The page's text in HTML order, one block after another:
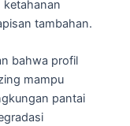
ketahanan
tambahan.
bahwa profil
mampu
pantai